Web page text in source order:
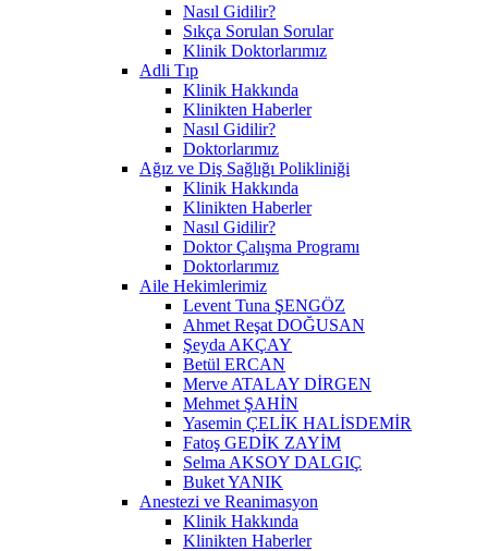
Nasıl Gidilir?
Sıkça Sorulan Sorular
Klinik Doktorlarımız
Adli Tıp
Klinik Hakkında
Klinikten Haberler
Nasıl Gidilir?
Doktorlarımız
Ağız ve Diş Sağlığı Polikliniği
Klinik Hakkında
Klinikten Haberler
Nasıl Gidilir?
Doktor Çalışma Programı
Doktorlarımız
Aile Hekimlerimiz
Levent Tuna ŞENGÖZ
Ahmet Reşat DOĞUSAN
Şeyda AKÇAY
Betül ERCAN
Merve ATALAY DİRGEN
Mehmet ŞAHİN
Yasemin ÇELİK HALİSDEMİR
Fatoş GEDİK ZAYİM
Selma AKSOY DALGIÇ
Buket YANIK
Anestezi ve Reanimasyon
Klinik Hakkında
Klinikten Haberler